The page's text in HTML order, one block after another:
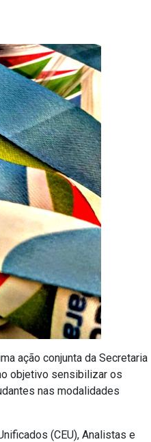
ação conjunta da Secretaria
objetivo sensibilizar os
nas modalidades
(CEU), Analistas e